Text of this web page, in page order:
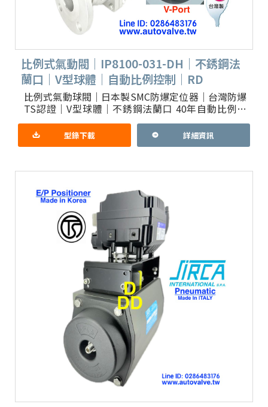
比例式氣動閥｜IP8100-031-DH｜不銹鋼法
蘭口｜V型球體｜自動比例控制｜RD
比例式氣動球閥｜日本製SMC防爆定位器｜台灣防爆
TS認證｜V型球體｜不銹鋼法蘭口 40年自動比例閥
生產｜配氣管可選不銹鋼316(L)｜配線管可選台灣
TS防爆認證型錄下載 詳細資訊